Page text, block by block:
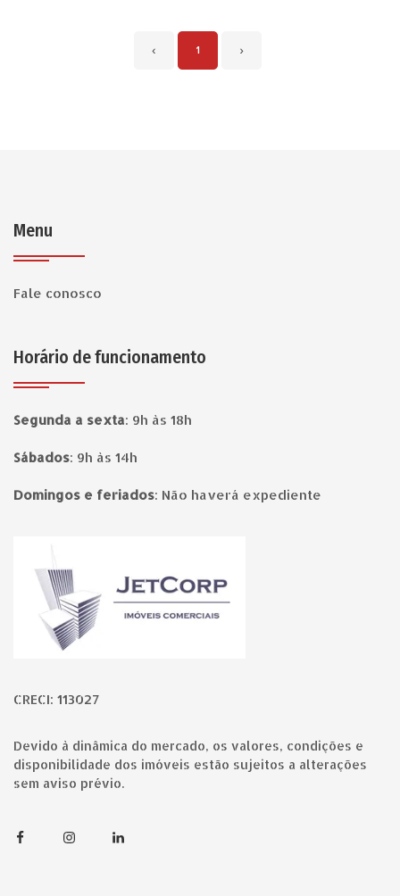
‹ 1 ›
Menu
Fale conosco
Horário de funcionamento
Segunda a sexta: 9h às 18h
Sábados: 9h às 14h
Domingos e feriados: Não haverá expediente
CRECI: 113027
Devido à dinâmica do mercado, os valores, condições e
disponibilidade dos imóveis estão sujeitos a alterações
sem aviso prévio.
FacebookInstagramLinkedin